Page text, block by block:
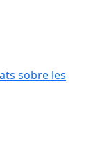
sobre les